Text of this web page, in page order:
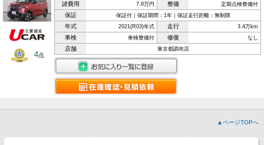
4点
諸費用 7.8万円 整備 定期点検整備付
保証 保証付｜保証期間：1年｜保証走行距離：無制限
年式 2021(R03)年式 走行 3.4万km
車検 車検整備付 修復 なし
店舗 東京都調布店
▲ページTOPへ